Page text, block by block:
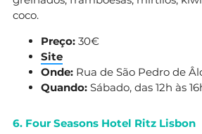
coco.
Preço: 30€
Site
Onde: Rua de São Pedro de
Quando: Sábado, das 12h às
6. Four Seasons Hotel Ritz Lisbon